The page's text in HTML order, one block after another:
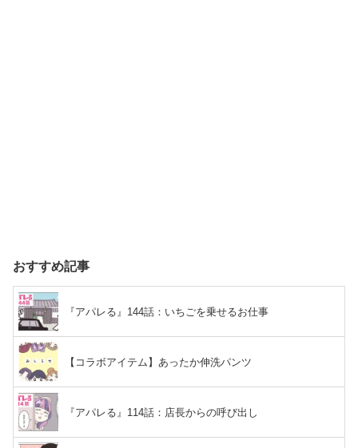
おすすめ記事
『アパレる』144話：いちごを乗せるお仕事
【コラボアイテム】あったか伸洗パンツ
『アパレる』114話：店長からの呼び出し